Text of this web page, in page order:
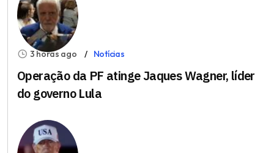
3 horas ago Notícias
Operação da PF atinge Jaques Wagner, líder
do governo Lula